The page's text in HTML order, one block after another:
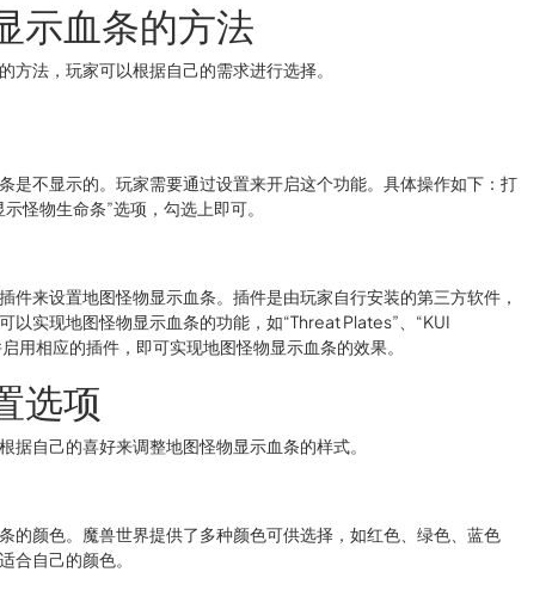
示血条的方法
法，玩家可以根据自己的需求进行选择。
是不显示的。玩家需要通过设置来开启这个功能。具体操作如下：打
怪物生命条”选项，勾选上即可。
件来设置地图怪物显示血条。插件是由玩家自行安装的第三方软件，
以实现地图怪物显示血条的功能，如“Threat Plates”、“KUI
用相应的插件，即可实现地图怪物显示血条的效果。
选项
自己的喜好来调整地图怪物显示血条的样式。
的颜色。魔兽世界提供了多种颜色可供选择，如红色、绿色、蓝色
合自己的颜色。